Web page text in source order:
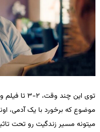
توی این چند
موضوع که برخورد با یک آدمی،
میتونه مسیر زندگیت رو تحت